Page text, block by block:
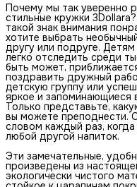
Почему мы так уверенно
стильные кружки
такой знак внимания
хотите выбрать
другу или подруге.
легко отследить среди
быть может,
поздравить дружный
детскую группу или
яркое и запоминающиеся
Только представьте,
вы можете преподнести.
словом каждый раз,
любой другой напиток.
Эти замечательные,
произведены из
экологически чистого